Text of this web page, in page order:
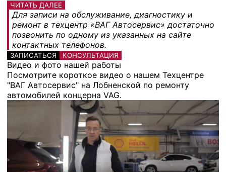
ЧИТАТЬ ДАЛЕЕ
Для записи на обслуживание, диагностику и
ремонт в техцентр «ВАГ Автосервис» достаточно
позвонить по одному из указанных на сайте
контактных телефонов.
ЗАПИСАТЬСЯ КОНСУЛЬТАЦИЯ
Видео и фото нашей работы
Посмотрите короткое видео о нашем Техцентре
"ВАГ Автосервис" на Лобненской по ремонту
автомобилей концерна VAG.